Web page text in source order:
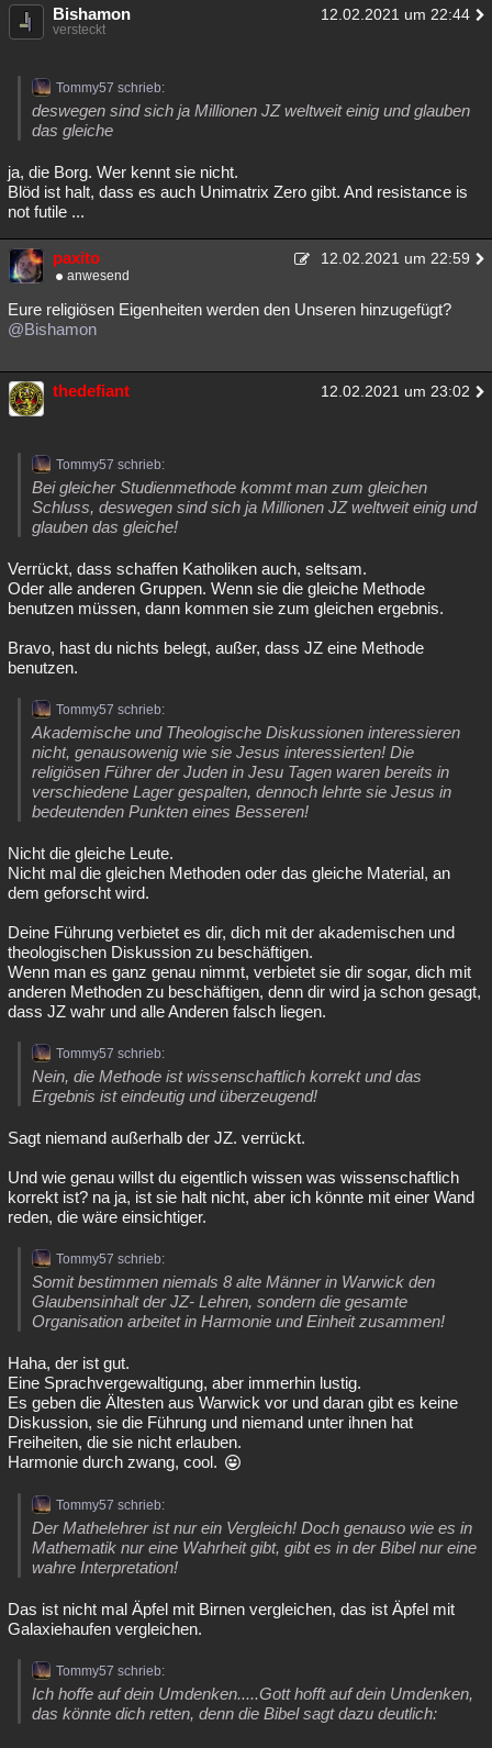
Bishamon 12.02.2021 um 22:44
versteckt
Tommy57 schrieb:
deswegen sind sich ja Millionen JZ weltweit einig und glauben
das gleiche
ja, die Borg. Wer kennt sie nicht.
Blöd ist halt, dass es auch Unimatrix Zero gibt. And resistance is
not futile ...
paxito 12.02.2021 um 22:59
anwesend
Eure religiösen Eigenheiten werden den Unseren hinzugefügt?
@Bishamon
thedefiant 12.02.2021 um 23:02
Tommy57 schrieb:
Bei gleicher Studienmethode kommt man zum gleichen
Schluss, deswegen sind sich ja Millionen JZ weltweit einig und
glauben das gleiche!
Verrückt, dass schaffen Katholiken auch, seltsam.
Oder alle anderen Gruppen. Wenn sie die gleiche Methode
benutzen müssen, dann kommen sie zum gleichen ergebnis.
Bravo, hast du nichts belegt, außer, dass JZ eine Methode
benutzen.
Tommy57 schrieb:
Akademische und Theologische Diskussionen interessieren
nicht, genausowenig wie sie Jesus interessierten! Die
religiösen Führer der Juden in Jesu Tagen waren bereits in
verschiedene Lager gespalten, dennoch lehrte sie Jesus in
bedeutenden Punkten eines Besseren!
Nicht die gleiche Leute.
Nicht mal die gleichen Methoden oder das gleiche Material, an
dem geforscht wird.
Deine Führung verbietet es dir, dich mit der akademischen und
theologischen Diskussion zu beschäftigen.
Wenn man es ganz genau nimmt, verbietet sie dir sogar, dich mit
anderen Methoden zu beschäftigen, denn dir wird ja schon gesagt,
dass JZ wahr und alle Anderen falsch liegen.
Tommy57 schrieb:
Nein, die Methode ist wissenschaftlich korrekt und das
Ergebnis ist eindeutig und überzeugend!
Sagt niemand außerhalb der JZ. verrückt.
Und wie genau willst du eigentlich wissen was wissenschaftlich
korrekt ist? na ja, ist sie halt nicht, aber ich könnte mit einer Wand
reden, die wäre einsichtiger.
Tommy57 schrieb:
Somit bestimmen niemals 8 alte Männer in Warwick den
Glaubensinhalt der JZ- Lehren, sondern die gesamte
Organisation arbeitet in Harmonie und Einheit zusammen!
Haha, der ist gut.
Eine Sprachvergewaltigung, aber immerhin lustig.
Es geben die Ältesten aus Warwick vor und daran gibt es keine
Diskussion, sie die Führung und niemand unter ihnen hat
Freiheiten, die sie nicht erlauben.
Harmonie durch zwang, cool.
Tommy57 schrieb:
Der Mathelehrer ist nur ein Vergleich! Doch genauso wie es in
Mathematik nur eine Wahrheit gibt, gibt es in der Bibel nur eine
wahre Interpretation!
Das ist nicht mal Äpfel mit Birnen vergleichen, das ist Äpfel mit
Galaxiehaufen vergleichen.
Tommy57 schrieb:
Ich hoffe auf dein Umdenken.....Gott hofft auf dein Umdenken,
das könnte dich retten, denn die Bibel sagt dazu deutlich: